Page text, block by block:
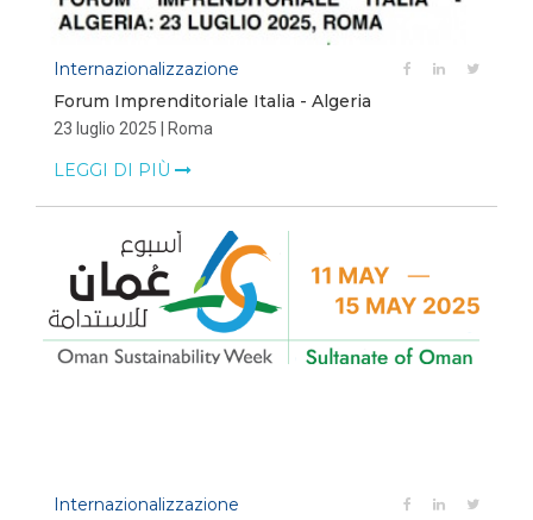
Internazionalizzazione
Forum Imprenditoriale Italia - Algeria
23 luglio 2025 | Roma
LEGGI DI PIÙ
Internazionalizzazione